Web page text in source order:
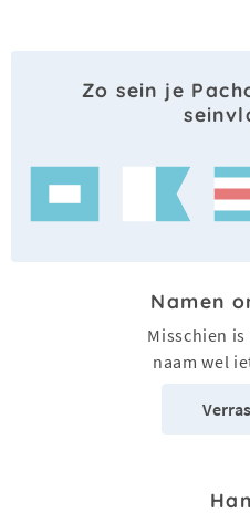
Zo sein je
Namen
Misschien
naam wel